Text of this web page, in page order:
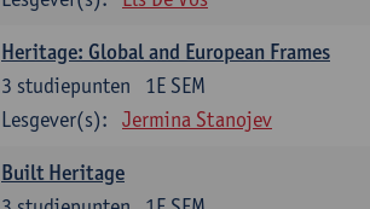
Heritage: Global and European Frames
1E SEM
3 studiepunten
Lesgever(s):
Jermina Stanojev
Built Heritage